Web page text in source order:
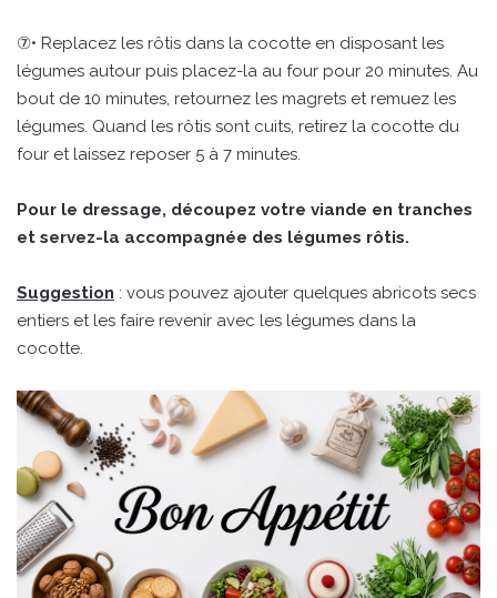
⑦• Replacez les rôtis dans la cocotte en disposant les
légumes autour puis placez-la au four pour 20 minutes. Au
bout de 10 minutes, retournez les magrets et remuez les
légumes. Quand les rôtis sont cuits, retirez la cocotte du
four et laissez reposer 5 à 7 minutes.
Pour le dressage, découpez votre viande en tranches
et servez-la accompagnée des légumes rôtis.
Suggestion : vous pouvez ajouter quelques abricots secs
entiers et les faire revenir avec les légumes dans la
cocotte.